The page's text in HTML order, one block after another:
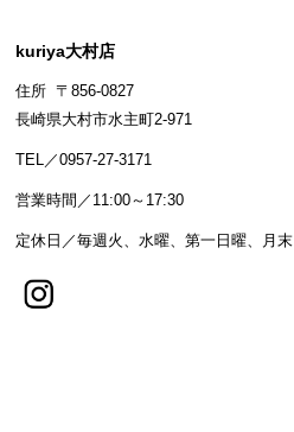
kuriya大村店
住所 〒856-0827
長崎県大村市水主町2-971
TEL／0957-27-3171
営業時間／11:00～17:30
定休日／毎週火、水曜、第一日曜、月末